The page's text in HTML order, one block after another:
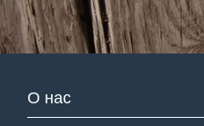
О нас